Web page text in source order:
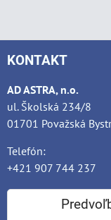
KONTAKT
AD ASTRA, n.o.
ul. Školská 234/8
01701 Považská
Telefón:
+421 907 744 237